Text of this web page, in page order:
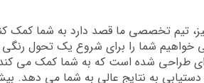
تیم تخصصی ما قصد دارد به شما کمک
خواهیم شما را برای شروع یک تحول رنگی
طراحی شده است که به شما کمک می کند